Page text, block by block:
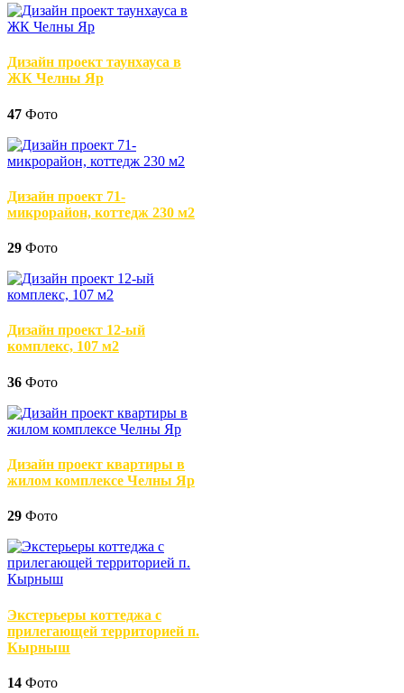
Дизайн проект таунхауса в
ЖК Челны Яр
47 Фото
Дизайн проект 71-
микрорайон, коттедж 230 м2
29 Фото
Дизайн проект 12-ый
комплекс, 107 м2
36 Фото
Дизайн проект квартиры в
жилом комплексе Челны Яр
29 Фото
Экстерьеры коттеджа с
прилегающей территорией п.
Кырныш
14 Фото